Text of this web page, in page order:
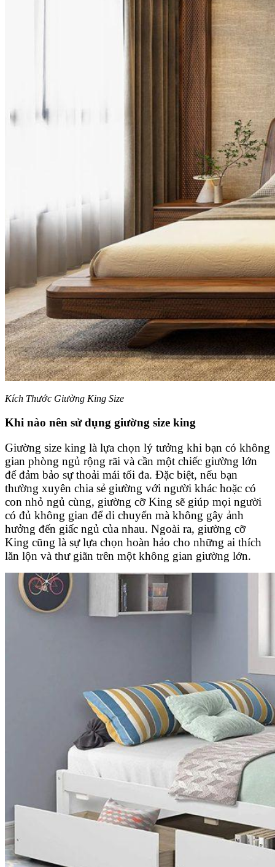
Kích Thước Giường King Size
Khi nào nên sử dụng giường size king
Giường size king là lựa chọn lý tưởng khi bạn có không
gian phòng ngủ rộng rãi và cần một chiếc giường lớn
để đảm bảo sự thoải mái tối đa. Đặc biệt, nếu bạn
thường xuyên chia sẻ giường với người khác hoặc có
con nhỏ ngủ cùng, giường cỡ King sẽ giúp mọi người
có đủ không gian để di chuyển mà không gây ảnh
hưởng đến giấc ngủ của nhau. Ngoài ra, giường cỡ
King cũng là sự lựa chọn hoàn hảo cho những ai thích
lăn lộn và thư giãn trên một không gian giường lớn.